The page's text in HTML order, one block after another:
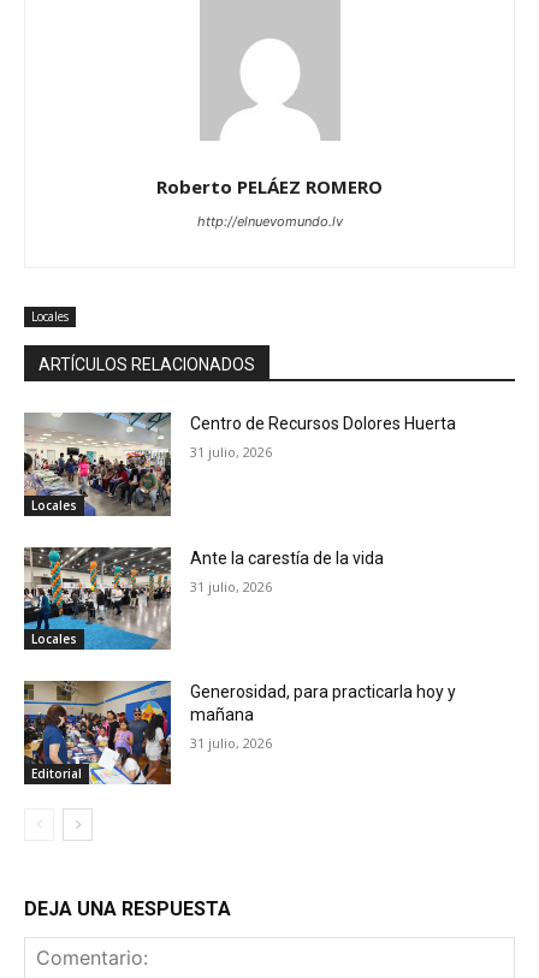
Roberto PELÁEZ ROMERO
http://elnuevomundo.lv
Locales
ARTÍCULOS RELACIONADOS
Locales
Centro de Recursos Dolores Huerta
31 julio, 2026
Locales
Ante la carestía de la vida
31 julio, 2026
Editorial
Generosidad, para practicarla hoy y
mañana
31 julio, 2026
DEJA UNA RESPUESTA